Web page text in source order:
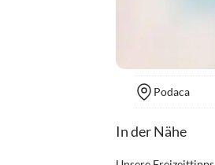
Podaca
In der Nähe